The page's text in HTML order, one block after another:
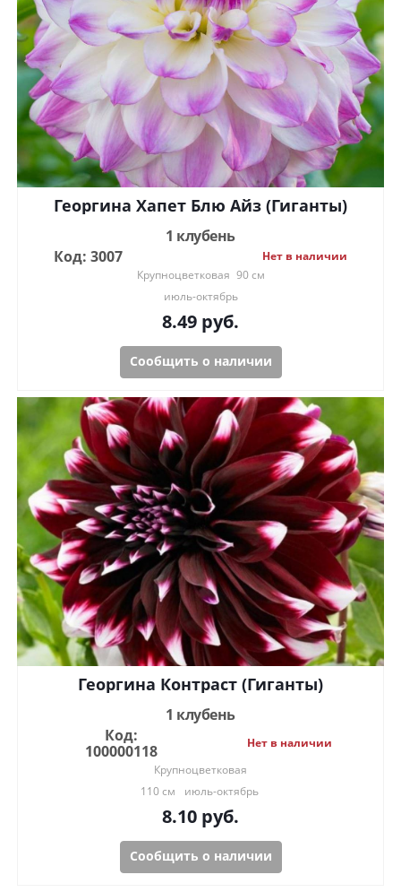
Георгина Хапет Блю Айз (Гиганты)
1 клубень
Код: 3007
Нет в наличии
Крупноцветковая 90 см
июль-октябрь
8.49 руб.
Сообщить о наличии
Георгина Контраст (Гиганты)
1 клубень
Код:
100000118
Нет в наличии
Крупноцветковая
110 см
июль-октябрь
8.10 руб.
Сообщить о наличии